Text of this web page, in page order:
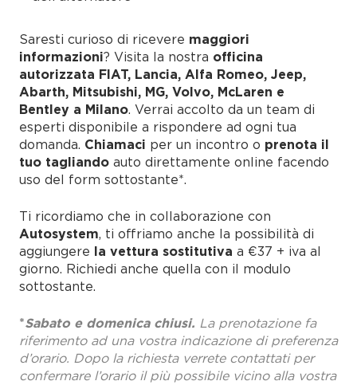
Saresti curioso di ricevere maggiori
informazioni? Visita la nostra officina
autorizzata FIAT, Lancia, Alfa Romeo, Jeep,
Abarth, Mitsubishi, MG, Volvo, McLaren e
Bentley a Milano. Verrai accolto da un team di
esperti disponibile a rispondere ad ogni tua
domanda. Chiamaci per un incontro o prenota il
tuo tagliando auto direttamente online facendo
uso del form sottostante*.
Ti ricordiamo che in collaborazione con
Autosystem, ti offriamo anche la possibilità di
aggiungere la vettura sostitutiva a €37 + iva al
giorno. Richiedi anche quella con il modulo
sottostante.
*Sabato e domenica chiusi. La prenotazione fa
riferimento ad una vostra indicazione di preferenza
d’orario. Dopo la richiesta verrete contattati per
confermare l’orario il più possibile vicino alla vostra